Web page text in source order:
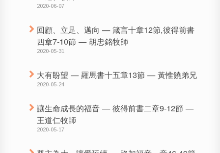
2020-06-07
回顧、立足、邁向 — 箴言十章12節,彼得前書
四章7-10節 — 胡忠銘牧師
2020-05-31
大有盼望 — 羅馬書十五章13節 — 黃惟饒弟兄
2020-05-24
讓生命成長的福音 — 彼得前書二章9-12節 —
王道仁牧師
2020-05-17